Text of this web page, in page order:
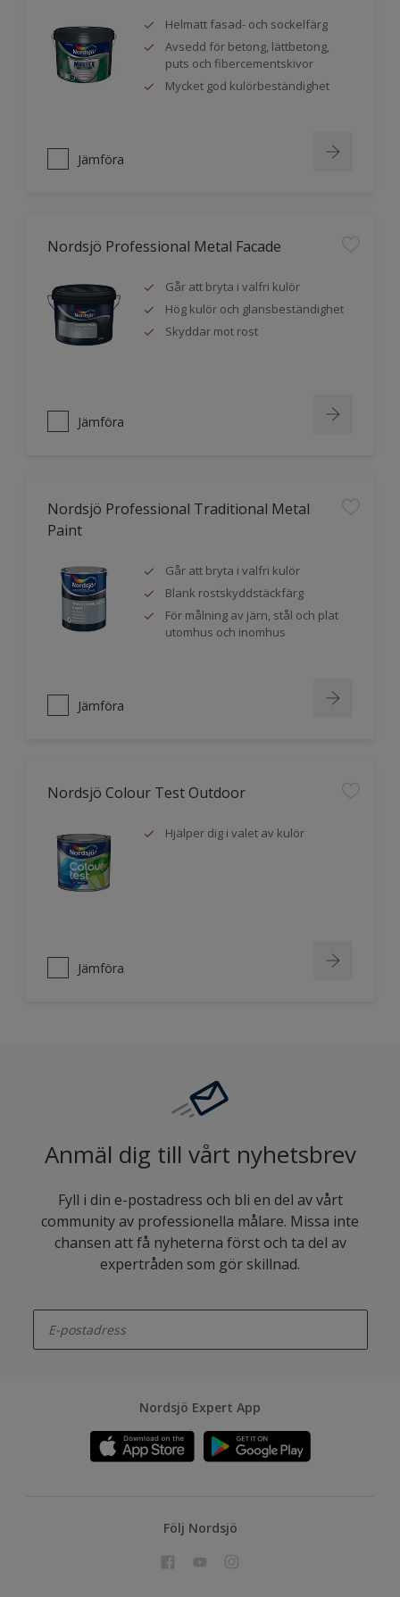
Helmatt fasad- och sockelfärg
Avsedd för betong, lättbetong,
puts och fibercementskivor
Mycket god kulörbeständighet
Jämföra
Nordsjö Professional Metal Facade
Går att bryta i valfri kulör
Hög kulör och glansbeständighet
Skyddar mot rost
Jämföra
Nordsjö Professional Traditional Metal
Paint
Går att bryta i valfri kulör
Blank rostskyddstäckfärg
För målning av järn, stål och plat
utomhus och inomhus
Jämföra
Nordsjö Colour Test Outdoor
Hjälper dig i valet av kulör
Jämföra
Anmäl dig till vårt nyhetsbrev
Fyll i din e-postadress och bli en del av vårt
community av professionella målare. Missa inte
chansen att få nyheterna först och ta del av
expertråden som gör skillnad.
Nordsjö Expert App
Följ Nordsjö